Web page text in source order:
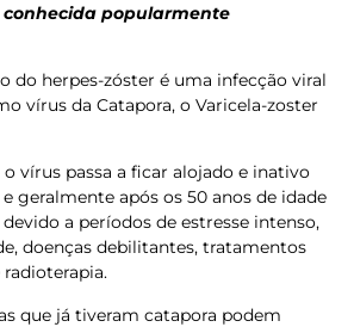
conhecida popularmente
do herpes-zóster é uma infecção viral
vírus da Catapora, o Varicela-zoster
vírus passa a ficar alojado e inativo
geralmente após os 50 anos de idade
a períodos de estresse intenso,
doenças debilitantes, tratamentos
que já tiveram catapora podem